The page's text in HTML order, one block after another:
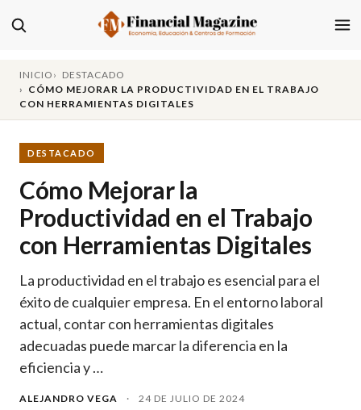
INICIO
DESTACADO
CÓMO MEJORAR LA PRODUCTIVIDAD EN EL TRABAJO
CON HERRAMIENTAS DIGITALES
DESTACADO
Cómo Mejorar la
Productividad en el Trabajo
con Herramientas Digitales
La productividad en el trabajo es esencial para el
éxito de cualquier empresa. En el entorno laboral
actual, contar con herramientas digitales
adecuadas puede marcar la diferencia en la
eficiencia y …
ALEJANDRO VEGA · 24 DE JULIO DE 2024